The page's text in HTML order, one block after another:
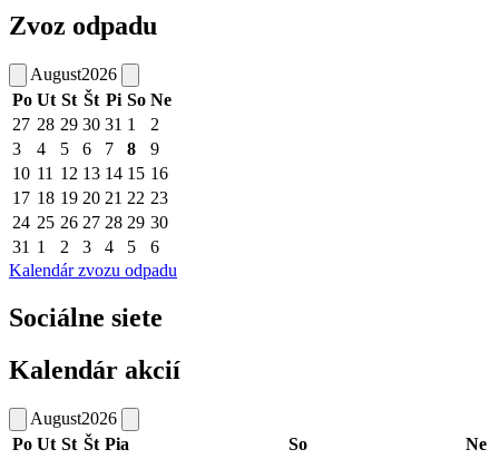
Zvoz odpadu
August2026
Po Ut St Št Pi So Ne
27 28 29 30 31 1
2
3
4 5 6 7 8
9
10 11 12 13 14 15 16
17 18 19 20 21 22 23
24 25 26 27 28 29 30
31 1 2 3 4 5
6
Kalendár zvozu odpadu
Sociálne siete
Kalendár akcií
August2026
Po Ut St Št Pia So
Ne